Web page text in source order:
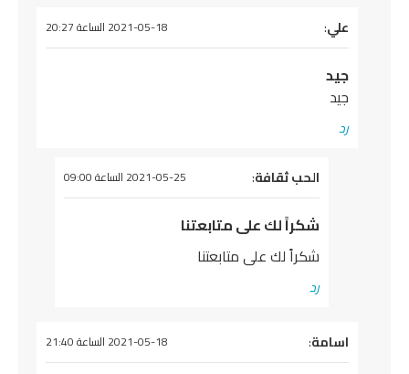
يقول
علي: 2021-05-18 الساعة 20:27
جيد
جيد
رد
يقول
الحب ثقافة: 2021-05-25 الساعة 09:00
شكراً لك على متابعتنا
شكراً لك على متابعتنا
رد
يقول
اسامة: 2021-05-18 الساعة 21:40